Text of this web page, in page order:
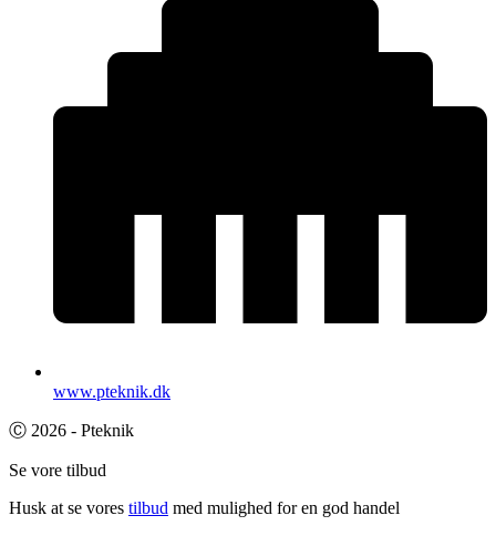
www.pteknik.dk
Ⓒ 2026 - Pteknik
Se vore tilbud
Husk at se vores tilbud med mulighed for en god handel